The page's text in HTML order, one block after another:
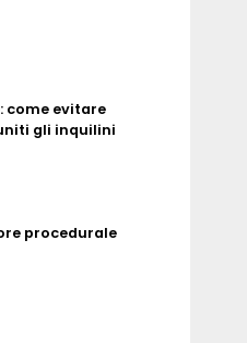
come evitare
gli inquilini
procedurale